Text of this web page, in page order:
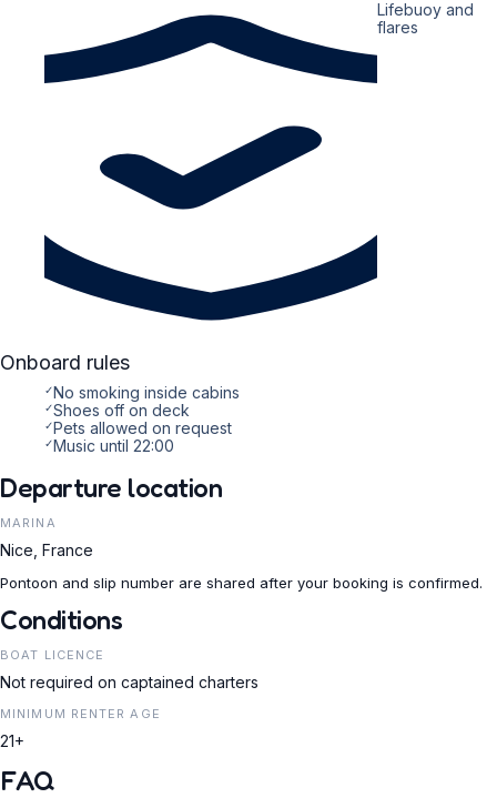
Lifebuoy and
flares
Onboard rules
✓No smoking inside cabins
✓Shoes off on deck
✓Pets allowed on request
✓Music until 22:00
Departure location
MARINA
Nice, France
Pontoon and slip number are shared after your booking is confirmed.
Conditions
BOAT LICENCE
Not required on captained charters
MINIMUM RENTER AGE
21+
FAQ